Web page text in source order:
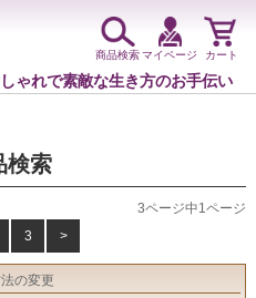
ゃれで素敵な生き方のお手伝い
商品検索マイページ カート
検索
3ページ中1ページ
3 >
の変更